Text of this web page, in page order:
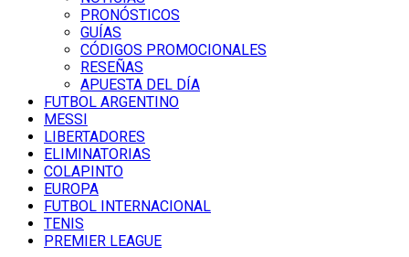
PRONÓSTICOS
GUÍAS
CÓDIGOS PROMOCIONALES
RESEÑAS
APUESTA DEL DÍA
FUTBOL ARGENTINO
MESSI
LIBERTADORES
ELIMINATORIAS
COLAPINTO
EUROPA
FUTBOL INTERNACIONAL
TENIS
PREMIER LEAGUE